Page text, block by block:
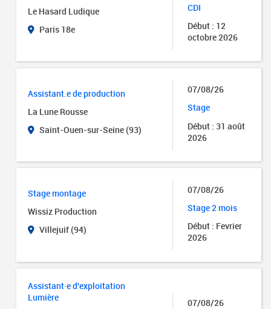
Le Hasard Ludique
Paris 18e
CDI
Début : 12
octobre 2026
Assistant.e de production
La Lune Rousse
Saint-Ouen-sur-Seine (93)
07/08/26
Stage
Début : 31 août
2026
Stage montage
Wissiz Production
Villejuif (94)
07/08/26
Stage 2 mois
Début : Fevrier
2026
Assistant·e d'exploitation
Lumière
07/08/26